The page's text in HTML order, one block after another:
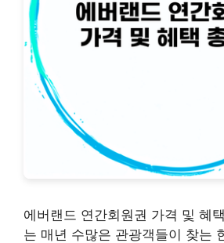
에버랜드 연간회원권 가격 및 혜
는 매년 수많은 관광객들이 찾는